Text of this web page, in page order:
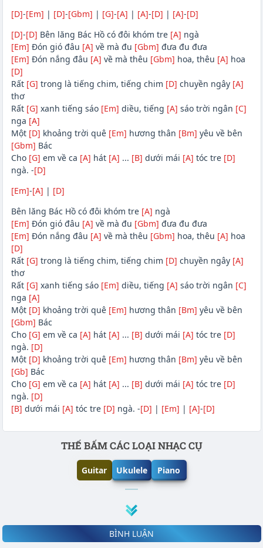
[D]-[Em] | [D]-[Gbm] | [G]-[A] | [A]-[D] | [A]-[D]
[D]-[D] Bên lăng Bác Hồ có đôi khóm tre [A] ngà
[Em] Đón gió đâu [A] về mà đu [Gbm] đưa đu đưa
[Em] Đón nắng đâu [A] về mà thêu [Gbm] hoa, thêu [A] hoa
[D]
Rất [G] trong là tiếng chim, tiếng chim [D] chuyền ngây [A]
thơ
Rất [G] xanh tiếng sáo [Em] diều, tiếng [A] sáo trời ngân [C]
nga [A]
Một [D] khoảng trời quê [Em] hương thân [Bm] yêu về bên
[Gbm] Bác
Cho [G] em về ca [A] hát [A] ... [B] dưới mái [A] tóc tre [D]
ngà. -[D]
[Em]-[A] | [D]
Bên lăng Bác Hồ có đôi khóm tre [A] ngà
[Em] Đón gió đâu [A] về mà đu [Gbm] đưa đu đưa
[Em] Đón nắng đâu [A] về mà thêu [Gbm] hoa, thêu [A] hoa
[D]
Rất [G] trong là tiếng chim, tiếng chim [D] chuyền ngây [A]
thơ
Rất [G] xanh tiếng sáo [Em] diều, tiếng [A] sáo trời ngân [C]
nga [A]
Một [D] khoảng trời quê [Em] hương thân [Bm] yêu về bên
[Gbm] Bác
Cho [G] em về ca [A] hát [A] ... [B] dưới mái [A] tóc tre [D]
ngà. [D]
Một [D] khoảng trời quê [Em] hương thân [Bm] yêu về bên
[Gb] Bác
Cho [G] em về ca [A] hát [A] ... [B] dưới mái [A] tóc tre [D]
ngà. [D]
[B] dưới mái [A] tóc tre [D] ngà. -[D] | [Em] | [A]-[D]
Phần nội dungTHẾ BẤM CÁC LOẠI NHẠC CỤ
Guitar Ukulele Piano
BÌNH LUẬN